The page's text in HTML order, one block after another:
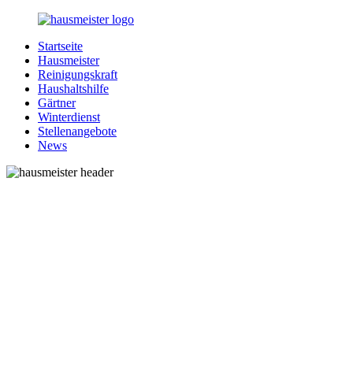
Zurück
Inhalt
Hausmeister.de
Alles
rund
Ihren
Haushalt
Startseite
Hausmeister
Reinigungskraft
Haushaltshilfe
Gärtner
Winterdienst
Stellenangebote
News